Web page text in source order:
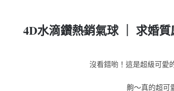
4D水滴鑽熱銷氣球 ｜ 求婚
沒看錯喲！這是超級可愛
齁～真的超可